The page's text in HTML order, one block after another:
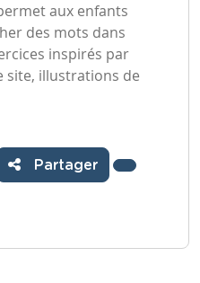
aux enfants
des mots dans
inspirés par
site, illustrations de
Partager